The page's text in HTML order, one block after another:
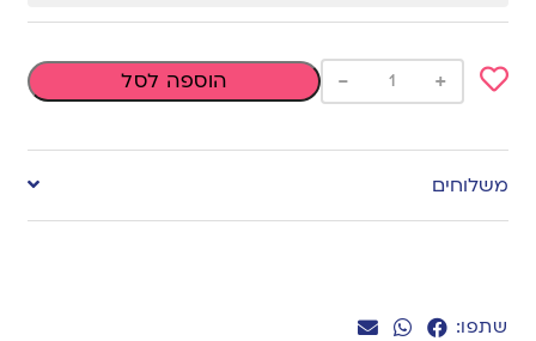
שתפו:
to
wishlist
+
- הוספה לסל
משלוחים